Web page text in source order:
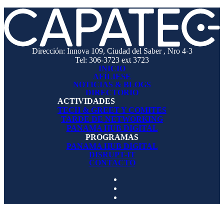
Dirección: Innova 109, Ciudad del Saber , Nro 4-3
Tel: 306-3723 ext 3723
INICIO
AFÍLIESE
NOTICIAS & BLOGS
DIRECTORIO
ACTIVIDADES
TECH & GREET Y COMITES
TARDE DE NETWORKING
PANAMA HUB DIGITAL
PROGRAMAS
PANAMA HUB DIGITAL
DISRUPT-IT
CONTACTO